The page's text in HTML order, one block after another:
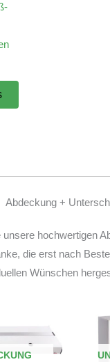
Abdeckung +
unsere hochwertigen
die erst nach
Wünschen